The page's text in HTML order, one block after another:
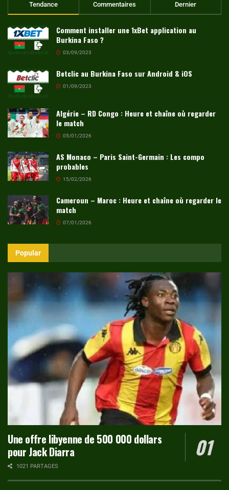
Tendance Commentaires Dernier
Comment installer une 1xBet application au
Burkina Faso ?
03/09/2023
Betclic au Burkina Faso sur Android & iOS
01/09/2023
Algérie – RD Congo : Heure et chaîne où regarder
le match
05/01/2026
AS Monaco – Paris Saint-Germain : Les compo
probables
15/02/2026
Cameroun – Maroc : Heure et chaîne où regarder le
match
07/01/2026
Popular
Une offre libyenne de 500 000 dollars
pour Jack Diarra
1021 PARTAGES